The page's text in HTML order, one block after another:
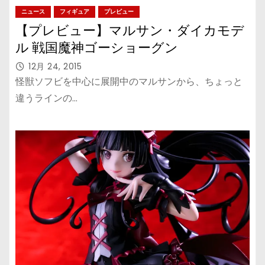
ニュース フィギュア プレビュー
【プレビュー】マルサン・ダイカモデ
ル 戦国魔神ゴーショーグン
12月 24, 2015
怪獣ソフビを中心に展開中のマルサンから、ちょっと
違うラインの…